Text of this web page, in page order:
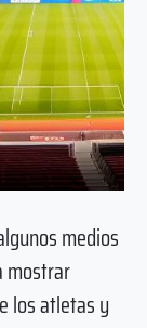
medios
mostrar
los atletas y